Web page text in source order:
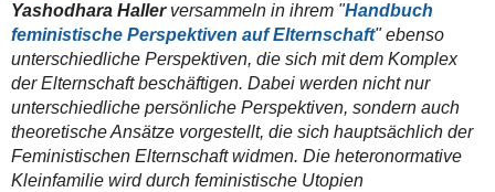
Yashodhara Haller versammeln in ihrem "Handbuch
feministische Perspektiven auf Elternschaft" ebenso
unterschiedliche Perspektiven, die sich mit dem Komplex
der Elternschaft beschäftigen. Dabei werden nicht nur
unterschiedliche persönliche Perspektiven, sondern auch
theoretische Ansätze vorgestellt, die sich hauptsächlich der
Feministischen Elternschaft widmen. Die heteronormative
Kleinfamilie wird durch feministische Utopien